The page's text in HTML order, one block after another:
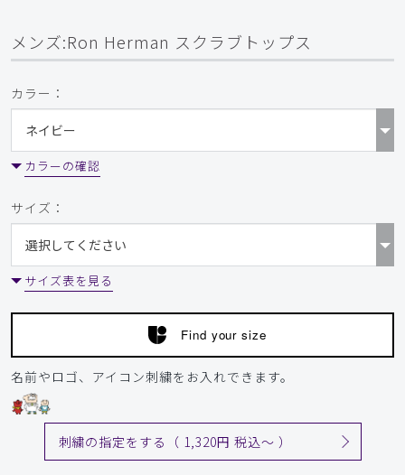
メンズ:Ron Herman スクラブトップス
カラー：
カラーの確認
サイズ：
サイズ表を見る
Find your size
名前やロゴ、アイコン刺繍をお入れできます。
刺繍の指定をする（ 1,320円 税込〜 ）